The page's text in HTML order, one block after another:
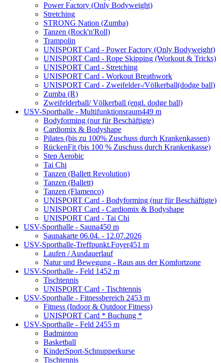
Power Factory (Only Bodyweight)
Stretching
STRONG Nation (Zumba)
Tanzen (Rock'n'Roll)
Trampolin
UNISPORT Card - Power Factory (Only Bodyweight)
UNISPORT Card - Rope Skipping (Workout & Tricks)
UNISPORT Card - Stretching
UNISPORT Card - Workout Breathwork
UNISPORT Card - Zweifelder-/Völkerball(dodge ball)
Zumba (R)
Zweifelderball/ Völkerball (engl. dodge ball)
USV-Sporthalle - Multifunktionsraum449 m
Bodyforming (nur für Beschäftigte)
Cardiomix & Bodyshape
Pilates (bis zu 100% Zuschuss durch Krankenkassen)
RückenFit (bis 100 % Zuschuss durch Krankenkasse)
Step Aerobic
Tai Chi
Tanzen (Ballett Revolution)
Tanzen (Ballett)
Tanzen (Flamenco)
UNISPORT Card - Bodyforming (nur für Beschäftigte)
UNISPORT Card - Cardiomix & Bodyshape
UNISPORT Card - Tai Chi
USV-Sporthalle - Sauna450 m
Saunakarte 06.04. - 12.07.2026
USV-Sporthalle-Treffpunkt.Foyer451 m
Laufen / Ausdauerlauf
Natur und Bewegung - Raus aus der Komfortzone
USV-Sporthalle - Feld 1452 m
Tischtennis
UNISPORT Card - Tischtennis
USV-Sporthalle - Fitnessbereich 2453 m
Fitness (Indoor & Outdoor Fitness)
UNISPORT Card * Buchung *
USV-Sporthalle - Feld 2455 m
Badminton
Basketball
KinderSport-Schnupperkurse
Tischtennis